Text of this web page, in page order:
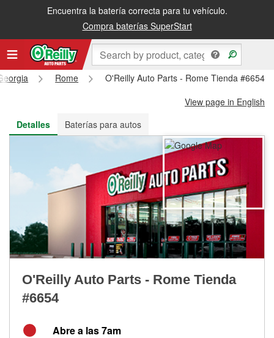
Encuentra la batería correcta para tu vehículo.
Compra baterías SuperStart
Recibe tu orden gratis al día siguiente o recógela en la tienda
Rome
O'Reilly Auto Parts - Rome Tienda #6654
View page in English
Detalles
Baterías para autos
O'Reilly Auto Parts - Rome Tienda
#6654
Abre a las 7am